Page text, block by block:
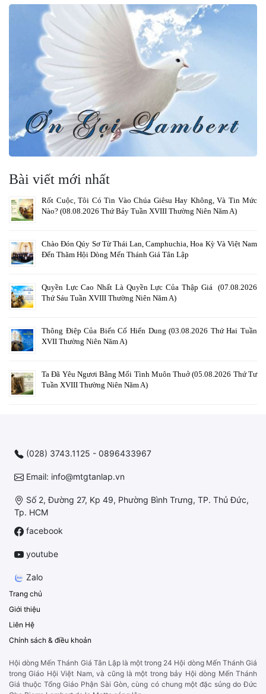
Bài viết mới nhất
Rốt Cuộc, Tôi Có Tin Vào Chúa Giêsu Hay Không, Và Tin Mức
Nào? (08.08.2026 Thứ Bảy Tuần XVIII Thường Niên Năm A)
Chào Đón Qúy Sơ Từ Thái Lan, Camphuchia, Hoa Kỳ Và Việt Nam
Đến Thăm Hội Dòng Mến Thánh Giá Tân Lập
Quyền Lực Cao Nhất Là Quyền Lực Của Thập Giá (07.08.2026
Thứ Sáu Tuần XVIII Thường Niên Năm A)
Thông Điệp Của Biến Cố Hiển Dung (03.08.2026 Thứ Hai Tuần
XVII Thường Niên Năm A)
Ta Đã Yêu Ngươi Bằng Mối Tình Muôn Thuở (05.08.2026 Thứ Tư
Tuần XVIII Thường Niên Năm A)
(028) 3743.1125 - 0896433967
Email: info@mtgtanlap.vn
Số 2, Đường 27, Kp 49, Phường Bình Trưng, TP. Thủ Đức,
Tp. HCM
facebook
youtube
Zalo
Trang chủ
Giới thiệu
Liên Hệ
Chính sách & điều khoản
Hội dòng Mến Thánh Giá Tân Lập là một trong 24 Hội dòng Mến Thánh Giá
trong Giáo Hội Việt Nam, và cũng là một trong bảy Hội dòng Mến Thánh
Giá thuộc Tổng Giáo Phận Sài Gòn, cùng có chung một đặc sủng do Đức